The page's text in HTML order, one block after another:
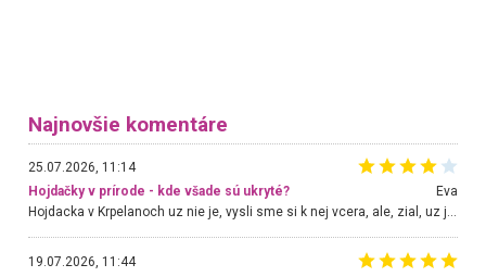
Najnovšie komentáre
25.07.2026, 11:14
Hojdačky v prírode - kde všade sú ukryté?
Eva
Hojdacka v Krpelanoch uz nie je, vysli sme si k nej vcera, ale, zial, uz je znicena. Ak sem planujete cestu len kvoli hojdacke, mozete si ju usetrit. Krasny vyhlad je tu vsak aj bez hojdacky :-)
19.07.2026, 11:44